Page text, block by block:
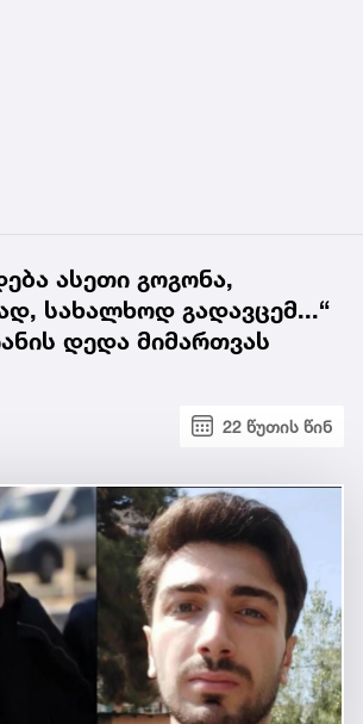
ასეთი გოგონა,
სახალხოდ გადავცემ...“
დედა მიმართვას
22 წუთის წინ